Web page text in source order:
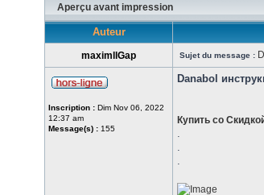
Aperçu avant impression
Auteur
maximllGap Sujet du message :
Inscription : Dim Nov 06, 2022
12:37 am
Message(s) : 155
Danabol
Купить со
.
.
.